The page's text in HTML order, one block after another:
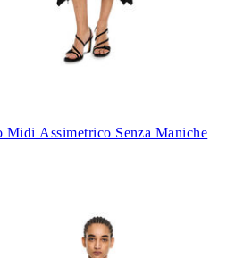
Midi Assimetrico Senza Maniche